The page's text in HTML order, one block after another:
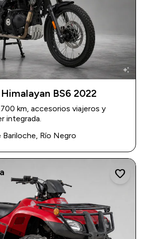
auto_awesome
BS6 2022
km, accesorios viajeros y
integrada.
Bariloche, Río Negro
favorite